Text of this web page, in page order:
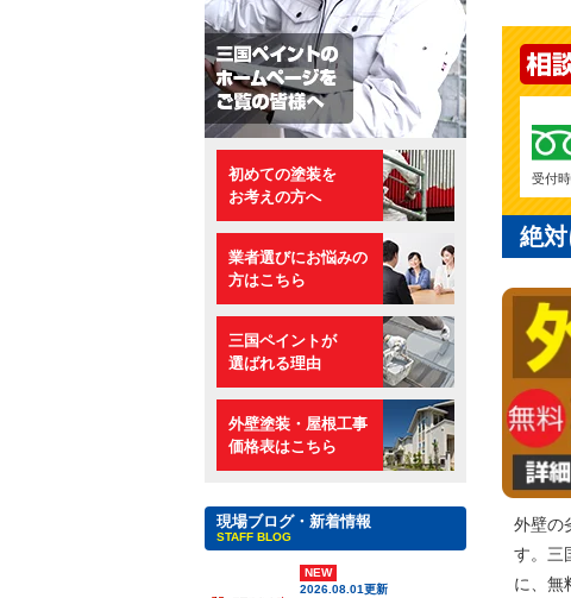
受付
絶
外壁の
す。三
に、無
初めての塗装を
お考えの方へ
業者選びにお悩みの
方はこちら
三国ペイントが
選ばれる理由
外壁塗装・屋根工事
価格表はこちら
現場ブログ・新着情報
STAFF BLOG
NEW
2026.08.01更新